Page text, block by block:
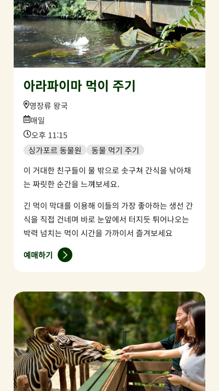
아라파이마 먹이 주기
Location:
영장류 왕국
Date:
매일
Time:
오후 11:15
싱가포르 동물원
동물 먹기 주기
이 거대한 친구들이 물 밖으로 솟구쳐 간식을 낚아채
는 짜릿한 순간을 느껴보세요.
긴 먹이 막대를 이용해 이들의 가장 좋아하는 생선 간
식을 직접 건네며 바로 눈앞에서 터지듯 튀어나오는
박력 넘치는 먹이 시간을 가까이서 즐겨보세요
예매하기